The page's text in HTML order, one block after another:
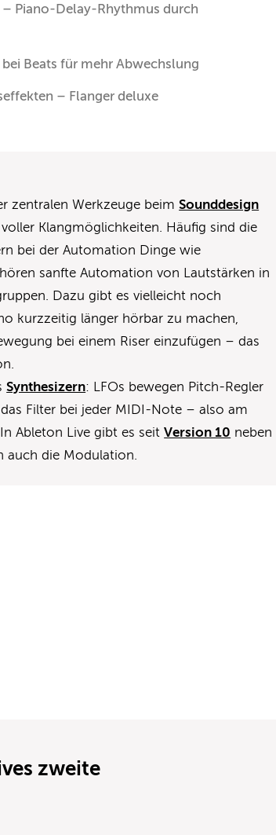
Piano-Delay-Rhythmus durch
Beats für mehr Abwechslung
– Flanger deluxe
zentralen Werkzeuge beimSounddesign
Klangmöglichkeiten. Häufig sind die
bei der Automation Dinge wie
sanfte Automation von Lautstärken in
Dazu gibt es vielleicht noch
kurzzeitig länger hörbar zu machen,
bei einem Riser einzufügen – das
Synthesizern: LFOs bewegen Pitch-Regler
Filter bei jeder MIDI-Note – also am
Ableton Live gibt es seitVersion 10 neben
auch die Modulation.
zweite